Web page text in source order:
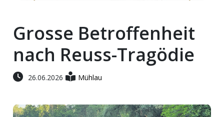
Veranstaltungen
Stellen
Grosse Betroffenheit
nach Reuss-Tragödie
26.06.2026 Mühlau